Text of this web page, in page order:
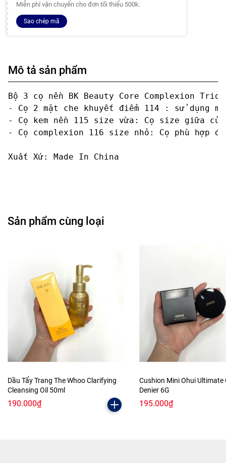
Miễn phí vận chuyển cho đơn tối thiểu 500k.
Sao chép mã
Mô tả sản phẩm
Bộ 3 cọ nền BK Beauty Core Complexion Trio
- Cọ 2 mặt che khuyết điểm 114 : sử dụng
- Cọ kem nền 115 size vừa: Cọ size giữa
- Cọ complexion 116 size nhỏ: Cọ phù hợp
Xuất Xứ: Made In China
Sản phẩm cùng loại
Dầu Tẩy Trang The Whoo Clarifying
Cleansing Oil 50ml
190.000₫
Cushion Mini Ohui Ultimate
Denier 6G
195.000₫